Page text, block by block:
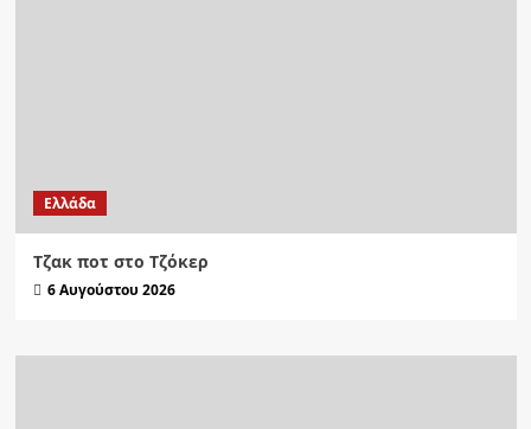
Ελλάδα
Τζακ ποτ στο Τζόκερ
6 Αυγούστου 2026